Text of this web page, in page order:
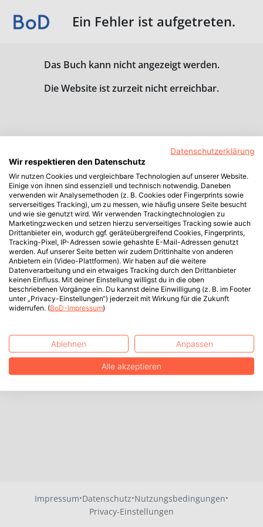
Ein Fehler ist aufgetreten.
Das Buch kann nicht angezeigt werden.
Die Website ist zurzeit nicht erreichbar.
Impressum·Datenschutz·Nutzungsbedingungen·
Privacy-Einstellungen
Datenschutzerklärung
Wir respektieren den Datenschutz
Wir nutzen Cookies und vergleichbare Technologien auf unserer Website.
Einige von ihnen sind essenziell und technisch notwendig. Daneben
verwenden wir Analysemethoden (z. B. Cookies oder Fingerprints sowie
serverseitiges Tracking), um zu messen, wie häufig unsere Seite besucht
und wie sie genutzt wird. Wir verwenden Trackingtechnologien zu
Marketingzwecken und setzen hierzu serverseitiges Tracking sowie auch
Drittanbieter ein, wodurch ggf. geräteübergreifend Cookies, Fingerprints,
Tracking-Pixel, IP-Adressen sowie gehashte E-Mail-Adressen genutzt
werden. Auf unserer Seite betten wir zudem Drittinhalte von anderen
Anbietern ein (Video-Plattformen). Wir haben auf die weitere
Datenverarbeitung und ein etwaiges Tracking durch den Drittanbieter
keinen Einfluss. Mit deiner Einstellung willigst du in die oben
beschriebenen Vorgänge ein. Du kannst deine Einwilligung (z. B. im Footer
unter „Privacy-Einstellungen“) jederzeit mit Wirkung für die Zukunft
widerrufen. (BoD-Impressum)
Ablehnen Anpassen
Alle akzeptieren